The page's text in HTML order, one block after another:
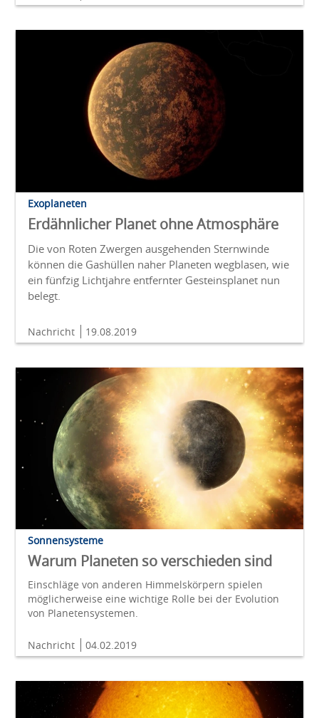
Exoplaneten
Erdähnlicher Planet ohne Atmosphäre
Die von Roten Zwergen ausgehenden Sternwinde
können die Gashüllen naher Planeten wegblasen, wie
ein fünfzig Lichtjahre entfernter Gesteinsplanet nun
belegt.
Nachricht 19.08.2019
Sonnensysteme
Warum Planeten so verschieden sind
Einschläge von anderen Himmelskörpern spielen
möglicherweise eine wichtige Rolle bei der Evolution
von Planetensystemen.
Nachricht 04.02.2019